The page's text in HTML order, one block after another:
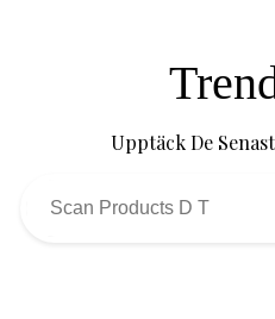
Upptäck De